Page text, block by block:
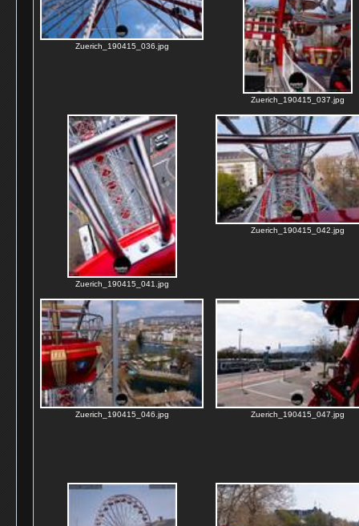
Zuerich_190415_036.jpg
Zuerich_190415_037.jpg
Zuerich_190415_041.jpg
Zuerich_190415_042.jpg
Zuerich_190415_046.jpg Zuerich_190415_047.jpg